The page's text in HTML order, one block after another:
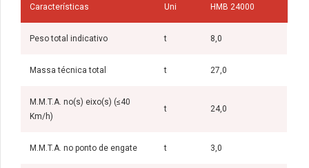
Características Uni HMB 24000
Peso total indicativo t 8,0
Massa técnica total t 27,0
M.M.T.A. no(s) eixo(s) (≤40
Km/h)
t 24,0
M.M.T.A. no ponto de engate t 3,0